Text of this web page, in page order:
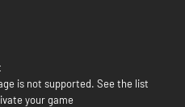
is not supported. See the list
your game